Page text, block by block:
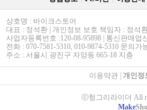
상호명 : 바이크스토어
대표 : 정석환 | 개인정보 보호 책임자 : 정석
사업자등록번호 :120-08-95898 | 통신판매업
전화 : 070-7581-5310, 010-9874-5310 문의가
주소 : 서울시 광진구 자양동 665-18 지층
이용약관 | 개인정
ⓒ헝그리라이더 All
Make